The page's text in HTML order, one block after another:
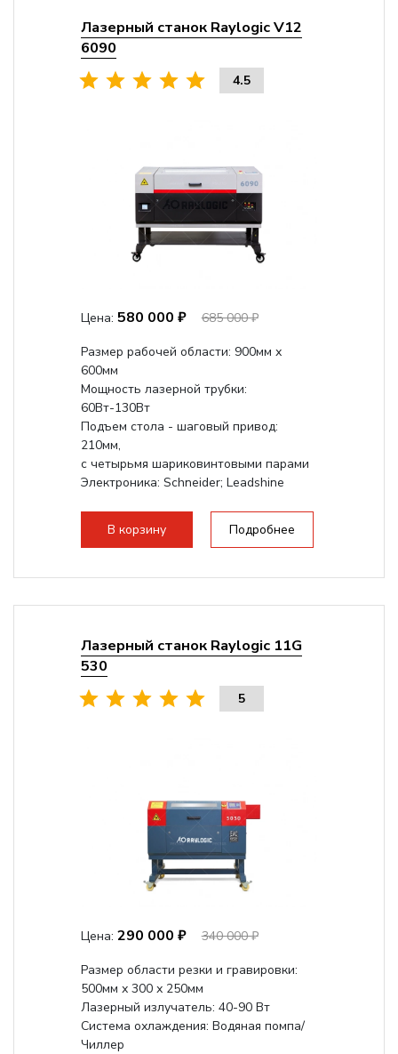
Лазерный станок Raylogic V12
6090
4.5
Цена: 580 000 ₽
685 000 ₽
Размер рабочей области: 900мм х
600мм
Мощность лазерной трубки:
60Вт-130Вт
Подъем стола - шаговый привод:
210мм,
с четырьмя шариковинтовыми парами
Электроника: Schneider; Leadshine
В корзину Подробнее
Лазерный станок Raylogic 11G
530
5
Цена: 290 000 ₽
340 000 ₽
Размер области резки и гравировки:
500мм х 300 х 250мм
Лазерный излучатель: 40-90 Вт
Система охлаждения: Водяная помпа/
Чиллер